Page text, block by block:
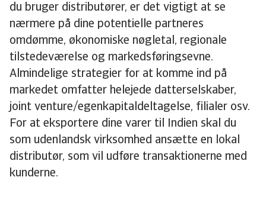
du bruger distributører, er det vigtigt at se
nærmere på dine potentielle partneres
omdømme, økonomiske nøgletal, regionale
tilstedeværelse og markedsføringsevne.
Almindelige strategier for at komme ind på
markedet omfatter helejede datterselskaber,
joint venture/egenkapitaldeltagelse, filialer osv.
For at eksportere dine varer til Indien skal du
som udenlandsk virksomhed ansætte en lokal
distributør, som vil udføre transaktionerne med
kunderne.